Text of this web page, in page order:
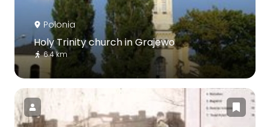
Polonia
Holy Trinity church in Grajewo
6.4 km